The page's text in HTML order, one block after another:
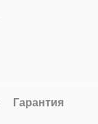
Гарантия